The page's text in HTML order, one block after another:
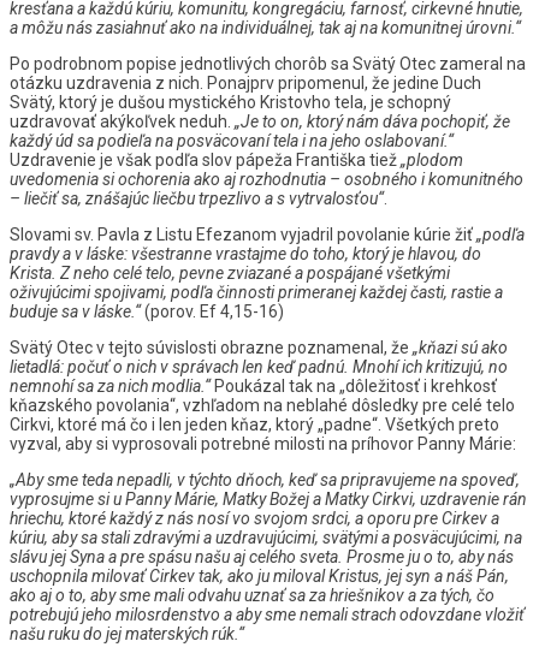
kresťanaakaždúkúriu, komunitu, kongregáciu, farnosť, cirkevnéhnutie,
amôžunászasiahnuťako naindividuálnej, takajnakomunitnejúrovni.“
Po podrobnom popise jednotlivých chorôb sa Svätý Otec zameral na
otázku uzdravenia z nich. Ponajprv pripomenul, že jedine Duch
Svätý, ktorý je dušou mystického Kristovho tela, je schopný
uzdravovať akýkoľvek neduh. „Jeto on, ktorýnám dávapochopiť, že
každýúdsapodieľanaposväcovanítelainajeho oslabovaní.“
Uzdravenie je však podľa slov pápeža Františka tiež„plodom
uvedomeniasiochoreniaako ajrozhodnutia – osobného ikomunitného
– liečiťsa, znášajúcliečbutrpezlivo asvytrvalosťou“.
Slovami sv. Pavla z Listu Efezanom vyjadril povolanie kúrie žiť„podľa
pravdyavláske:všestrannevrastajmedo toho, ktorýjehlavou, do
Krista. Zneho celételo, pevnezviazanéapospájanévšetkými
oživujúcimispojivami, podľačinnostiprimeranejkaždejčasti, rastiea
budujesavláske.“(porov. Ef 4,15-16)
Svätý Otec v tejto súvislosti obrazne poznamenal, že „kňazisúako
lietadlá:počuťo nichvsprávachlen keďpadnú. Mnohíichkritizujú, no
nemnohísazanichmodlia.“Poukázal tak na „dôležitosť i krehkosť
kňazského povolania“, vzhľadom na neblahé dôsledky pre celé telo
Cirkvi, ktoré má čo i len jeden kňaz, ktorý „padne“. Všetkých preto
vyzval, aby si vyprosovali potrebné milosti na príhovor Panny Márie:
„Abysmetedanepadli, vtýchto dňoch, keďsapripravujemenaspoveď,
vyprosujmesiuPannyMárie, MatkyBožejaMatky Cirkvi, uzdravenierán
hriechu, ktorékaždýznásnosívo svojom srdci, aoporupre Cirkeva
kúriu, abysastalizdravýmiauzdravujúcimi, svätýmiaposväcujúcimi, na
slávujejSynaaprespásunašuajcelého sveta. Prosmejuo to, abynás
uschopnilamilovať Cirkevtak, ako jumilovalKristus, jejsyn anášPán,
ako ajo to, abysmemaliodvahuuznaťsazahriešnikovazatých, čo
potrebujújeho milosrdenstvo aabysmenemalistrachodovzdanevložiť
našurukudo jejmaterskýchrúk.“